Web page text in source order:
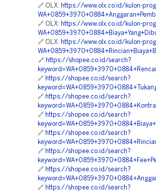
🔗 OLX: https://www.olx.co.id/kulon-
🔗 OLX: https://www.olx.co.id/kulon-
🔗 OLX: https://www.olx.co.id/kulon-
🔗 https://shopee.co.id/search?
🔗 https://shopee.co.id/search?
🔗 https://shopee.co.id/search?
🔗 https://shopee.co.id/search?
🔗 https://shopee.co.id/search?
🔗 https://shopee.co.id/search?
🔗 https://shopee.co.id/search?
🔗 https://shopee.co.id/search?